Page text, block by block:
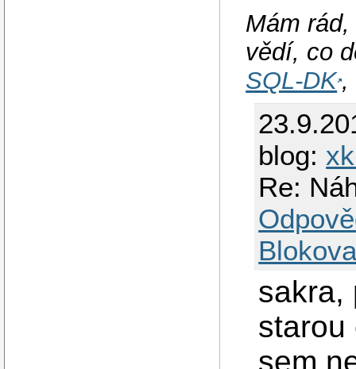
Mám
vědí, co
SQL-DK,
blog:
Re:
sakra,
starou
sem